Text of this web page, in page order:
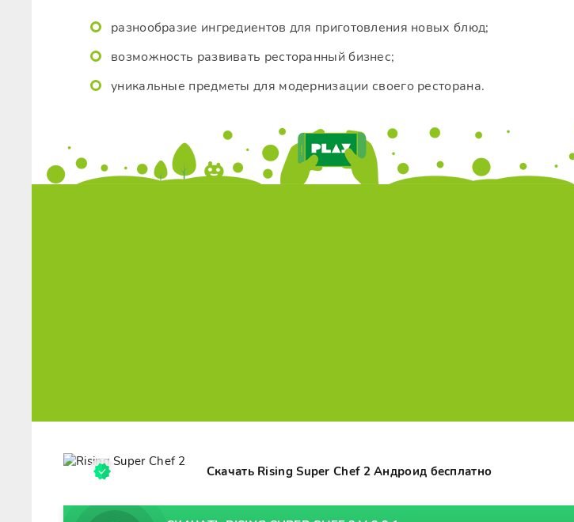
разнообразие ингредиентов для приготовления новых блюд;
возможность развивать ресторанный бизнес;
уникальные предметы для модернизации своего ресторана.
Скачать Rising Super Chef 2 Андроид бесплатно